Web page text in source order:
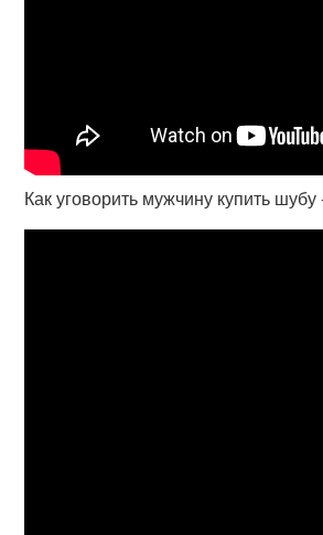
Как уговорить мужчину купить